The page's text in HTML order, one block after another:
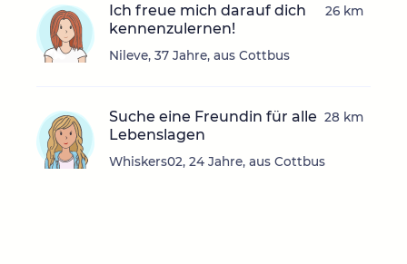
Ich freue mich darauf dich
kennenzulernen!
Nileve, 37 Jahre, aus Cottbus
26 km
Suche eine Freundin für alle
Lebenslagen
Whiskers02, 24 Jahre, aus Cottbus
28 km